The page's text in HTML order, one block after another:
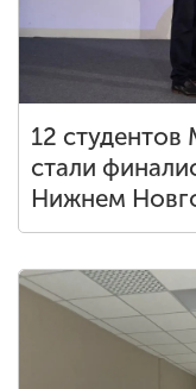
ENG SPN
Приемная
комиссия
+7 (831) 262-
12 студентов
стали
Нижнем